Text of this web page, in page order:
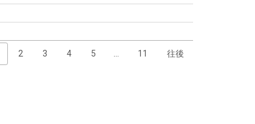
2 3 4 5 … 11 往後